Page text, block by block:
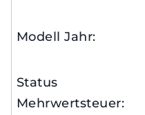
Modell Jahr:
Status
Mehrwertsteuer: